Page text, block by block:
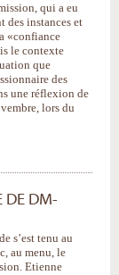
qui a eu
des instances et
«confiance
le contexte
que
des
une réflexion de
lors du
DE DM-
s’est tenu au
au menu, le
Etienne